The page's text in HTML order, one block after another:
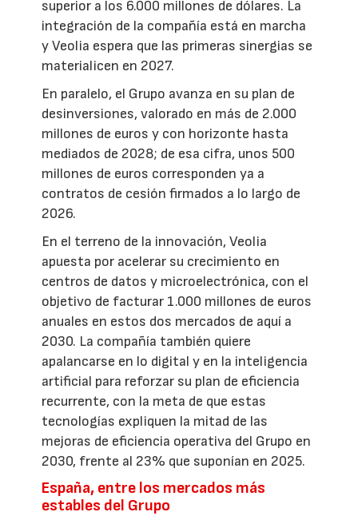
superior a los 6.000 millones de dólares. La
integración de la compañía está en marcha
y Veolia espera que las primeras sinergias se
materialicen en 2027.
En paralelo, el Grupo avanza en su plan de
desinversiones, valorado en más de 2.000
millones de euros y con horizonte hasta
mediados de 2028; de esa cifra, unos 500
millones de euros corresponden ya a
contratos de cesión firmados a lo largo de
2026.
En el terreno de la innovación, Veolia
apuesta por acelerar su crecimiento en
centros de datos y microelectrónica, con el
objetivo de facturar 1.000 millones de euros
anuales en estos dos mercados de aquí a
2030. La compañía también quiere
apalancarse en lo digital y en la inteligencia
artificial para reforzar su plan de eficiencia
recurrente, con la meta de que estas
tecnologías expliquen la mitad de las
mejoras de eficiencia operativa del Grupo en
2030, frente al 23% que suponían en 2025.
España, entre los mercados más
estables del Grupo